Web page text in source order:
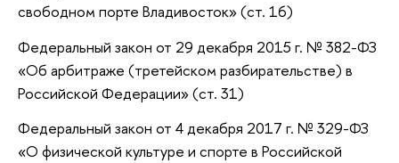
свободном порте Владивосток» (ст. 16)
Федеральный закон от 29 декабря 2015 г. № 382-ФЗ
«Об арбитраже (третейском разбирательстве) в
Российской Федерации» (ст. 31)
Федеральный закон от 4 декабря 2017 г. № 329-ФЗ
«О физической культуре и спорте в Российской